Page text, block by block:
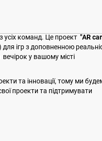
усіх команд. Це проект "AR
для ігр з доповненною
у вашому місті
та інновації, тому ми
проекти та підтримувати